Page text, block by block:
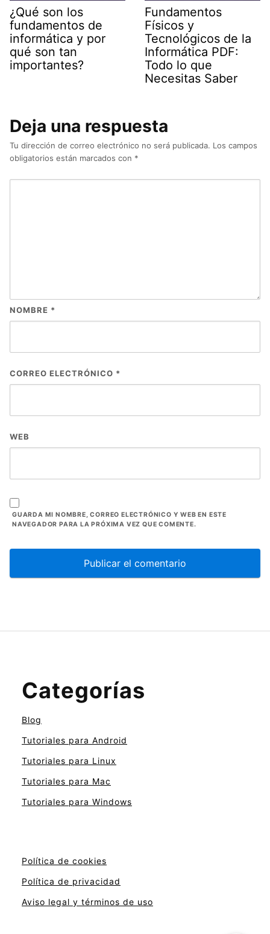
¿Qué son los
fundamentos de
informática y por
qué son tan
importantes?
Fundamentos
Físicos y
Tecnológicos de la
Informática PDF:
Todo lo que
Necesitas Saber
Deja una respuesta
Tu dirección de correo electrónico no será publicada. Los campos
obligatorios están marcados con *
NOMBRE *
CORREO ELECTRÓNICO *
WEB
GUARDA MI NOMBRE, CORREO ELECTRÓNICO Y WEB EN ESTE
NAVEGADOR PARA LA PRÓXIMA VEZ QUE COMENTE.
Categorías
Blog
Tutoriales para Android
Tutoriales para Linux
Tutoriales para Mac
Tutoriales para Windows
Política de cookies
Política de privacidad
Aviso legal y términos de uso